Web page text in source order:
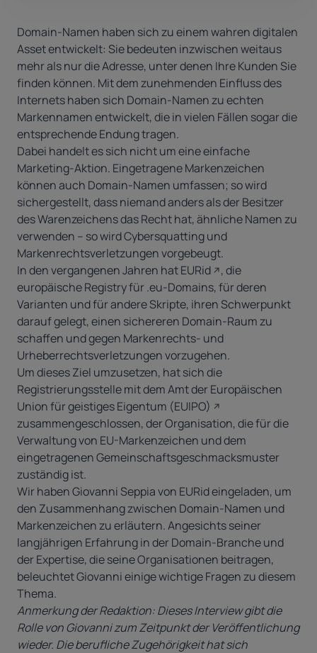
Domain-Namen haben sich zu einem wahren digitalen
Asset entwickelt: Sie bedeuten inzwischen weitaus
mehr als nur die Adresse, unter denen Ihre Kunden Sie
finden können. Mit dem zunehmenden Einfluss des
Internets haben sich Domain-Namen zu echten
Markennamen entwickelt, die in vielen Fällen sogar die
entsprechende Endung tragen.
Dabei handelt es sich nicht um eine einfache
Marketing-Aktion. Eingetragene Markenzeichen
können auch Domain-Namen umfassen; so wird
sichergestellt, dass niemand anders als der Besitzer
des Warenzeichens das Recht hat, ähnliche Namen zu
verwenden – so wird Cybersquatting und
Markenrechtsverletzungen vorgebeugt.
In den vergangenen Jahren hatEURid
, die
europäische Registry für .eu-Domains, für deren
Varianten und für andere Skripte, ihren Schwerpunkt
darauf gelegt, einen sichereren Domain-Raum zu
schaffen und gegen Markenrechts- und
Urheberrechtsverletzungen vorzugehen.
Um dieses Ziel umzusetzen, hat sich die
Registrierungsstelle mit demAmt der Europäischen
Union für geistiges Eigentum (EUIPO)
zusammengeschlossen, der Organisation, die für die
Verwaltung von EU-Markenzeichen und dem
eingetragenen Gemeinschaftsgeschmacksmuster
zuständig ist.
Wir haben Giovanni Seppia von EURid eingeladen, um
den Zusammenhang zwischen Domain-Namen und
Markenzeichen zu erläutern. Angesichts seiner
langjährigen Erfahrung in der Domain-Branche und
der Expertise, die seine Organisationen beitragen,
beleuchtet Giovanni einige wichtige Fragen zu diesem
Thema.
Anmerkung der Redaktion: Dieses Interview gibt die
Rolle von Giovanni zum Zeitpunkt der Veröffentlichung
wieder. Die berufliche Zugehörigkeit hat sich